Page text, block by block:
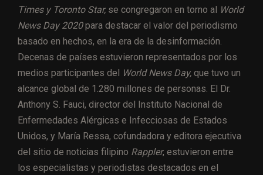
Times y Toronto Star, se congregaron en torno al World
News Day 2020para destacar el valor del periodismo
basado en hechos, en la era de la desinformación.
Decenas de países estuvieron representados por los
medios participantes del World News Day, que tuvo un
alcance global de 1.280 millones de personas. El Dr.
Anthony S. Fauci, director del Instituto Nacional de
Enfermedades Alérgicas e Infecciosas de Estados
Unidos, y María Ressa, cofundadora y editora ejecutiva
del sitio de noticias filipino Rappler, estuvieron entre
los especialistas y periodistas destacados en el